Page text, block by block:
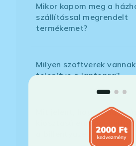
Mikor kapom meg a
szállítással megrendelt
termékemet?
Milyen szoftverek
telepítve a laptopra?
Mit jelent, hogy magyar/
kiosztású európai/